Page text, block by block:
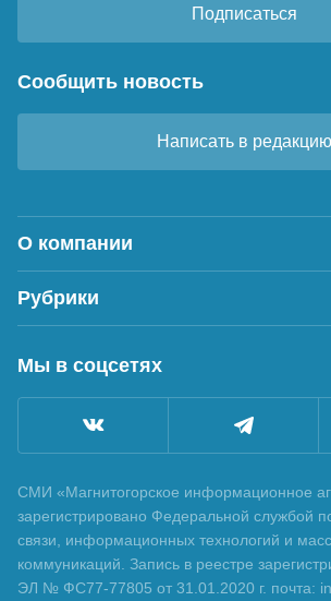
Подписаться
Сообщить новость
Написать в редакцию
О компании
Рубрики
Мы в соцсетях
СМИ «Магнитогорское информационное
зарегистрировано Федеральной службой
связи, информационных технологий и
коммуникаций. Запись в реестре
ЭЛ № ФС77-77805 от 31.01.2020 г. почта: